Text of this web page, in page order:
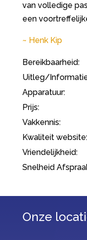
van volledige
een
Henk Kip
Bereikbaarheid:
Uitleg/
Apparatuur:
Prijs:
Vakkennis:
Kwaliteit website:
Vriendelijkheid:
Snelheid
Onze